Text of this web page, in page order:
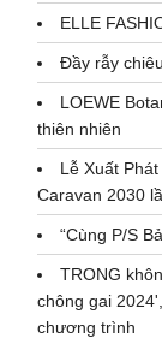
ELLE
Đầy rẫy
LOEWE
thiên nhiên
Lễ Xuất
Caravan 2030
“Cùng P/S
TRONG
chông gai
chương trình